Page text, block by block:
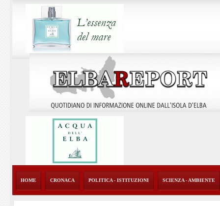
HOME CRONACA POLITICA - ISTITUZIONI SCIENZA - AMBIENTE